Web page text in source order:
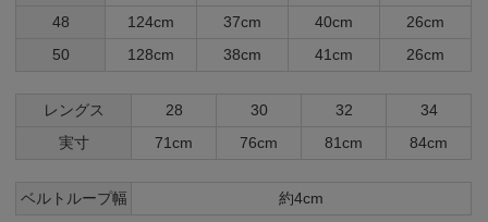
48
124cm 37cm 40cm
26cm
50
128cm 38cm 41cm 26cm
レングス 28 30 32
34
実寸
71cm 76cm 81cm 84cm
ベルトループ幅 約4cm